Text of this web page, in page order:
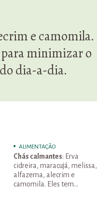
e camomila.
minimizar o
dia-a-dia.
ALIMENTAÇÃO
Chás calmantes: Erva
cidreira, maracujá, melissa,
alfazema, alecrim e
camomila. Eles tem…